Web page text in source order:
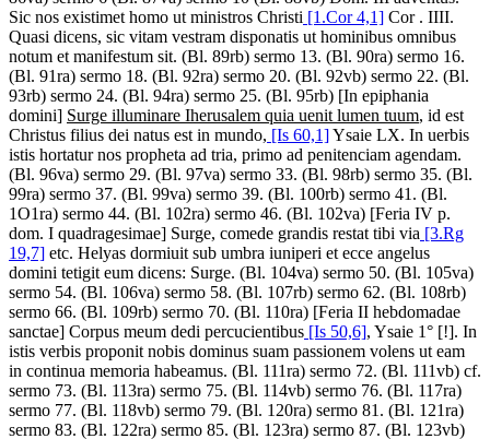
Sic nos existimet homo ut ministros Christi [1.Cor 4,1] Cor . IIII.
Quasi dicens, sic vitam vestram disponatis ut hominibus omnibus
notum et manifestum sit. (Bl. 89rb) sermo 13. (Bl. 90ra) sermo 16.
(Bl. 91ra) sermo 18. (Bl. 92ra) sermo 20. (Bl. 92vb) sermo 22. (Bl.
93rb) sermo 24. (Bl. 94ra) sermo 25. (Bl. 95rb) [In epiphania
domini] Surge illuminare Iherusalem quia uenit lumen tuum, id est
Christus filius dei natus est in mundo, [Is 60,1]Ysaie LX. In uerbis
istis hortatur nos propheta ad tria, primo ad penitenciam agendam.
(Bl. 96va) sermo 29. (Bl. 97va) sermo 33. (Bl. 98rb) sermo 35. (Bl.
99ra) sermo 37. (Bl. 99va) sermo 39. (Bl. 100rb) sermo 41. (Bl.
1O1ra) sermo 44. (Bl. 102ra) sermo 46. (Bl. 102va) [Feria IV p.
dom. I quadragesimae] Surge, comede grandis restat tibi via [3.Rg
19,7] etc. Helyas dormiuit sub umbra iuniperi et ecce angelus
domini tetigit eum dicens: Surge. (Bl. 104va) sermo 50. (Bl. 105va)
sermo 54. (Bl. 106va) sermo 58. (Bl. 107rb) sermo 62. (Bl. 108rb)
sermo 66. (Bl. 109rb) sermo 70. (Bl. 110ra) [Feria II hebdomadae
sanctae] Corpus meum dedi percucientibus [Is 50,6], Ysaie 1° [!]. In
istis verbis proponit nobis dominus suam passionem volens ut eam
in continua memoria habeamus. (Bl. 111ra) sermo 72. (Bl. 111vb) cf.
sermo 73. (Bl. 113ra) sermo 75. (Bl. 114vb) sermo 76. (Bl. 117ra)
sermo 77. (Bl. 118vb) sermo 79. (Bl. 120ra) sermo 81. (Bl. 121ra)
sermo 83. (Bl. 122ra) sermo 85. (Bl. 123ra) sermo 87. (Bl. 123vb)